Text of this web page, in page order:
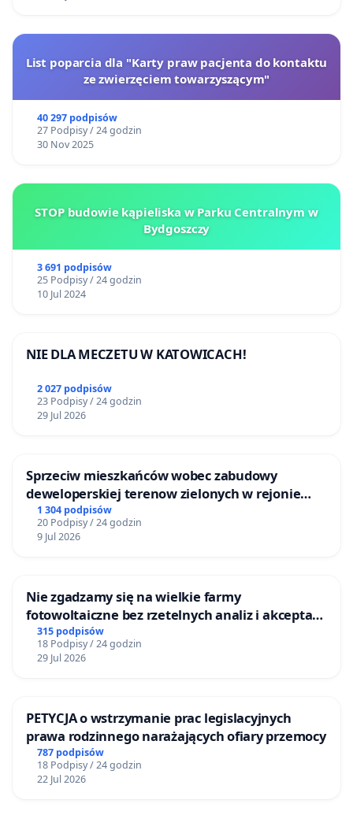
List poparcia dla "Karty praw pacjenta do kontaktu
ze zwierzęciem towarzyszącym"
40 297 podpisów
27 Podpisy / 24 godzin
30 Nov 2025
STOP budowie kąpieliska w Parku Centralnym w
Bydgoszczy
3 691 podpisów
25 Podpisy / 24 godzin
10 Jul 2024
NIE DLA MECZETU W KATOWICACH!
2 027 podpisów
23 Podpisy / 24 godzin
29 Jul 2026
Sprzeciw mieszkańców wobec zabudowy
deweloperskiej terenow zielonych w rejonie
Bulwarów Straceńskich w Bielsku-Białej
1 304 podpisów
20 Podpisy / 24 godzin
9 Jul 2026
Nie zgadzamy się na wielkie farmy
fotowoltaiczne bez rzetelnych analiz i akceptacji
mieszkańców
315 podpisów
18 Podpisy / 24 godzin
29 Jul 2026
PETYCJA o wstrzymanie prac legislacyjnych
prawa rodzinnego narażających ofiary przemocy
787 podpisów
18 Podpisy / 24 godzin
22 Jul 2026